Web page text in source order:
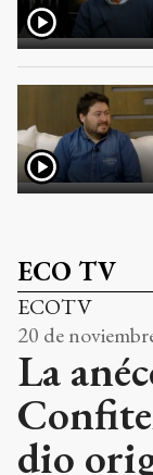
ECO TV
ECOTV
20 de
La
dio